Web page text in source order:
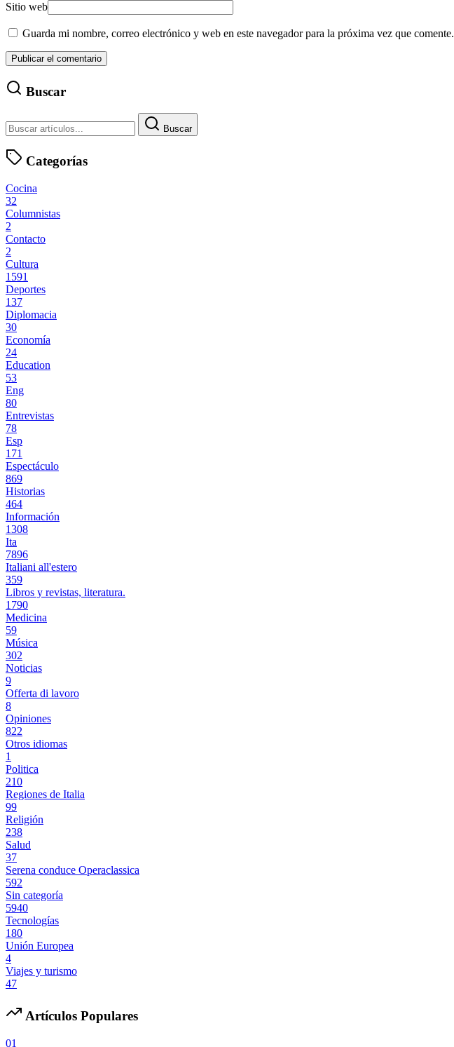
Sitio web
Guarda mi nombre, correo electrónico y web en este navegador para la próxima vez que comente.
Buscar
Buscar
Categorías
Cocina
32
Columnistas
2
Contacto
2
Cultura
1591
Deportes
137
Diplomacia
30
Economía
24
Education
53
Eng
80
Entrevistas
78
Esp
171
Espectáculo
869
Historias
464
Información
1308
Ita
7896
Italiani all'estero
359
Libros y revistas, literatura.
1790
Medicina
59
Música
302
Noticias
9
Offerta di lavoro
8
Opiniones
822
Otros idiomas
1
Politica
210
Regiones de Italia
99
Religión
238
Salud
37
Serena conduce Operaclassica
592
Sin categoría
5940
Tecnologías
180
Unión Europea
4
Viajes y turismo
47
Artículos Populares
01